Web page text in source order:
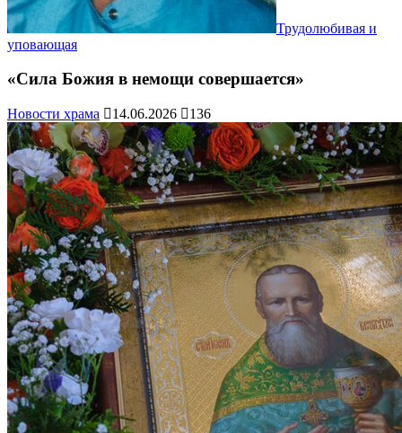
Трудолюбивая и
уповающая
«Сила Божия в немощи совершается»
Новости храма 14.06.2026 136